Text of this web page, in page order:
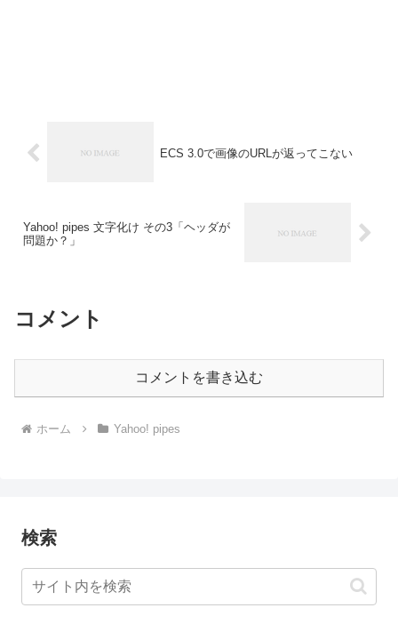
ECS 3.0で画像のURLが返ってこない
Yahoo! pipes 文字化け その3「ヘッダが
問題か？」
コメント
コメントを書き込む
ホーム Yahoo! pipes
検索